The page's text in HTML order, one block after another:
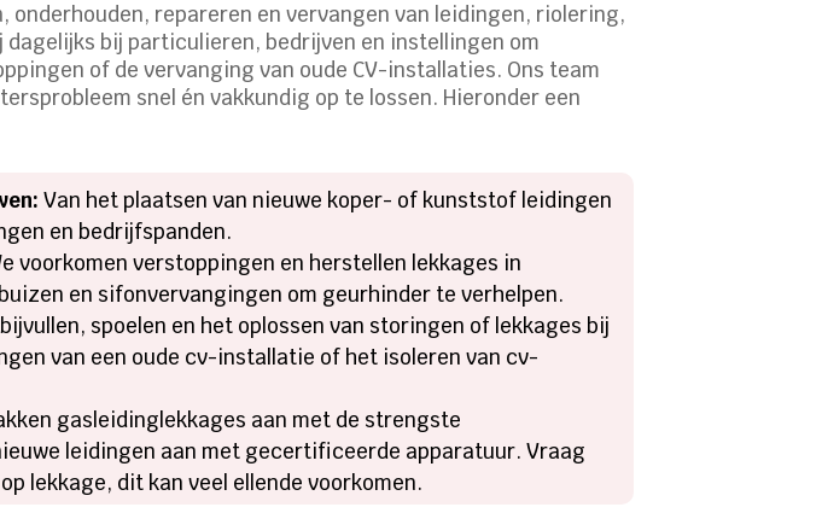
repareren en vervangen van leidingen, riolering,
bij particulieren, bedrijven en instellingen om
of de vervanging van oude CV-installaties. Ons team
snel én vakkundig op te lossen. Hieronder een
Van het plaatsen van nieuwe koper- of kunststof leidingen
en bedrijfspanden.
voorkomen verstoppingen en herstellen lekkages in
en sifonvervangingen om geurhinder te verhelpen.
spoelen en het oplossen van storingen of lekkages bij
van een oude cv-installatie of het isoleren van cv-
gasleidinglekkages aan met de strengste
leidingen aan met gecertificeerde apparatuur. Vraag
lekkage, dit kan veel ellende voorkomen.